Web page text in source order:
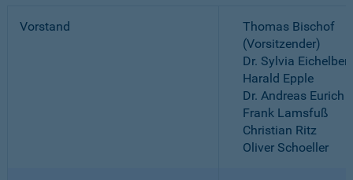
Vorstand
Thomas Bischof
(Vorsitzender)
Dr. Sylvia
Harald Epple
Dr. Andreas Eurich
Frank Lamsfuß
Christian Ritz
Oliver Schoeller